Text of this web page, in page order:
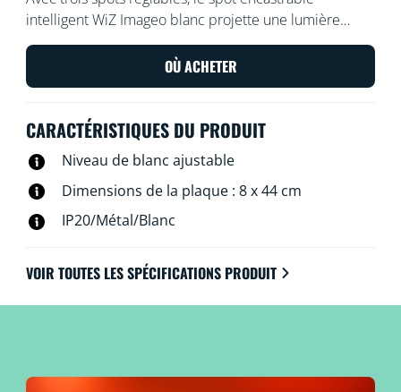
intelligent WiZ Imageo blanc projette une lumière
blanche, chaude ou froide, dans n'importe quelle
pièce. Utilisez votre système Wi-Fi actuel pour le
contrôler depuis l'application WiZ ou avec votre voix.
OÙ ACHETER
CARACTÉRISTIQUES DU PRODUIT
Niveau de blanc ajustable
Dimensions de la plaque : 8 x 44 cm
IP20/Métal/Blanc
VOIR TOUTES LES SPÉCIFICATIONS PRODUIT